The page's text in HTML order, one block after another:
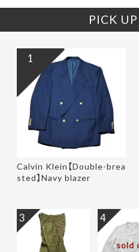
PICK
Calvin Klein【Double-brea
sted】Navy blazer
1
3
sold
4